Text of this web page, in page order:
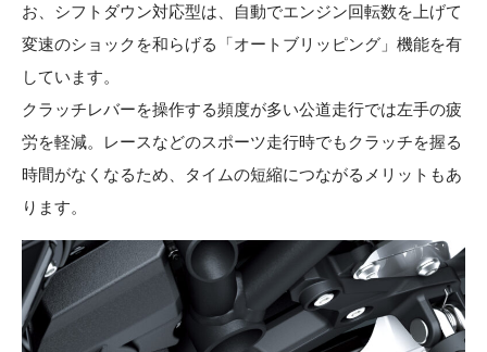
お、シフトダウン対応型は、自動でエンジン回転数を上げて
変速のショックを和らげる「オートブリッピング」機能を有
しています。
クラッチレバーを操作する頻度が多い公道走行では左手の疲
労を軽減。レースなどのスポーツ走行時でもクラッチを握る
時間がなくなるため、タイムの短縮につながるメリットもあ
ります。